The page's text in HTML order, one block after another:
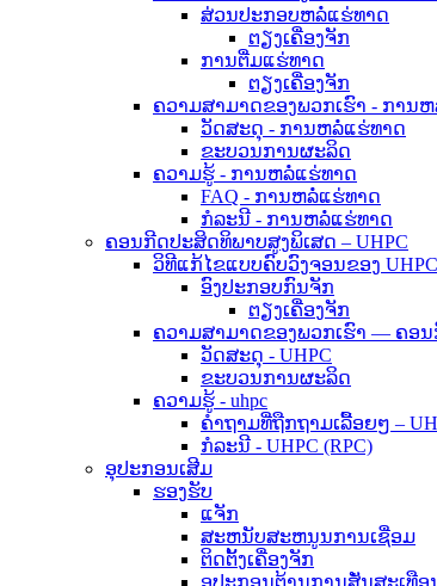
ສ່ວນປະກອບຫລໍ່ແຮ່ທາດ
ຕຽງເຄື່ອງຈັກ
ການຕື່ມແຮ່ທາດ
ຕຽງເຄື່ອງຈັກ
ຄວາມສາມາດຂອງພວກເຮົາ - ການ
ວັດສະດຸ - ການຫລໍ່ແຮ່ທາດ
ຂະບວນການຜະລິດ
ຄວາມຮູ້ - ການຫລໍ່ແຮ່ທາດ
FAQ - ການຫລໍ່ແຮ່ທາດ
ກໍລະນີ - ການຫລໍ່ແຮ່ທາດ
ຄອນກີດປະສິດທິພາບສູງພິເສດ – UHPC
ວິທີແກ້ໄຂແບບຄົບວົງຈອນຂອງ UHPC
ອົງປະກອບກົນຈັກ
ຕຽງເຄື່ອງຈັກ
ຄວາມສາມາດຂອງພວກເຮົາ — ຄອ
ວັດສະດຸ - UHPC
ຂະບວນການຜະລິດ
ຄວາມຮູ້ - uhpc
ຄຳຖາມທີ່ຖືກຖາມເລື້ອຍໆ –
ກໍລະນີ - UHPC (RPC)
ອຸປະກອນເສີມ
ຮອງຮັບ
ແຈັກ
ສະຫນັບສະຫນູນການເຊື່ອມ
ຕິດຕັ້ງເຄື່ອງຈັກ
ອຸປະກອນຕ້ານການສັ່ນສະເທື